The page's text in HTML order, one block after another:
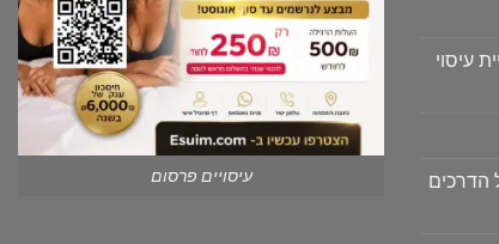
עיסוי
הדרכים
עיסויים פרסום